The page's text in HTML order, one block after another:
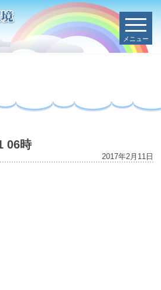
メニュー
06時
2017年2月11日